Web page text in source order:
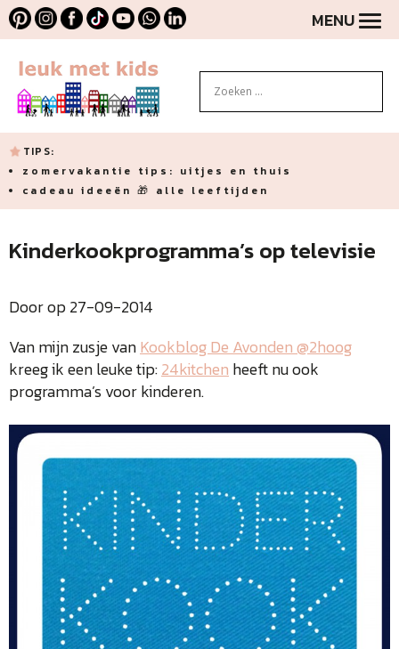
MENU
TIPS:
zomervakantie tips: uitjes en thuis
cadeau ideeën 🎁 alle leeftijden
Kinderkookprogramma’s op televisie
Door op 27-09-2014
Van mijn zusje vanKookblog De Avonden @2hoog
kreeg ik een leuke tip:24kitchen heeft nu ook
programma’s voor kinderen.